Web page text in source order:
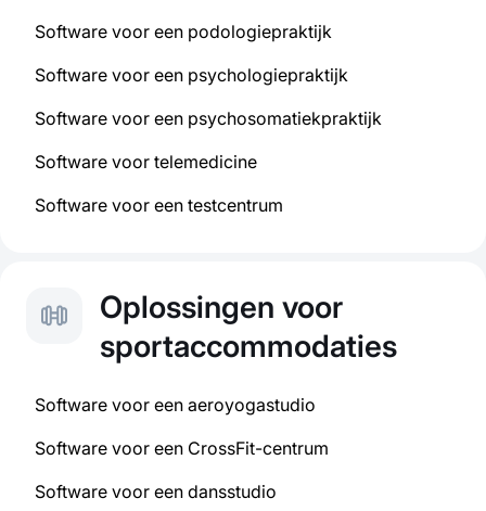
Software voor een podologiepraktijk
Software voor een psychologiepraktijk
Software voor een psychosomatiekpraktijk
Software voor telemedicine
Software voor een testcentrum
Oplossingen voor
sportaccommodaties
Software voor een aeroyogastudio
Software voor een CrossFit-centrum
Software voor een dansstudio